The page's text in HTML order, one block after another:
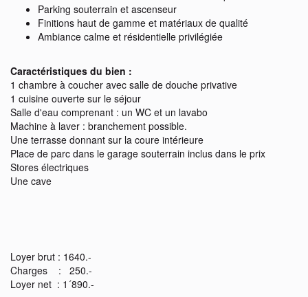
Parking souterrain et ascenseur
Finitions haut de gamme et matériaux de qualité
Ambiance calme et résidentielle privilégiée
Caractéristiques du bien :
1 chambre à coucher avec salle de douche privative
1 cuisine ouverte sur le séjour
Salle d'eau comprenant : un WC et un lavabo
Machine à laver : branchement possible.
Une terrasse donnant sur la coure intérieure
Place de parc dans le garage souterrain inclus dans le prix
Stores électriques
Une cave
Loyer brut : 1640.-
Charges : 250.-
Loyer net : 1´890.-